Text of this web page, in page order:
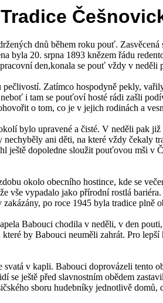
Tradice
dnů během roku pouť.
byla 20. srpna 1893 knězem řádu
den,konala se pouť vždy v
Zatímco hospodyně pekly,
i tam se pouťoví hosté rádi zašli
o tom, co je v jejich rodinách a
bylo upravené a čisté. V neděli pak
ani děti, na které vždy čekaly
ještě dopoledne sloužit pouťovou mši
okolo obecního hostince, kde se
vše vypadalo jako přírodní rostlá
po roce 1945 byla tradice plně
Babouci chodila v neděli, v den
by Babouci neuměli zahrát. Pro
v kapli. Babouci doprovázeli
se ještě před slavnostním obědem
sboru hudebníky jednotlivě domů,